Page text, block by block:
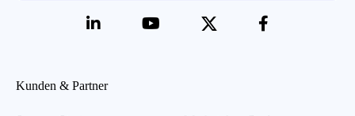
Kunden & Partner